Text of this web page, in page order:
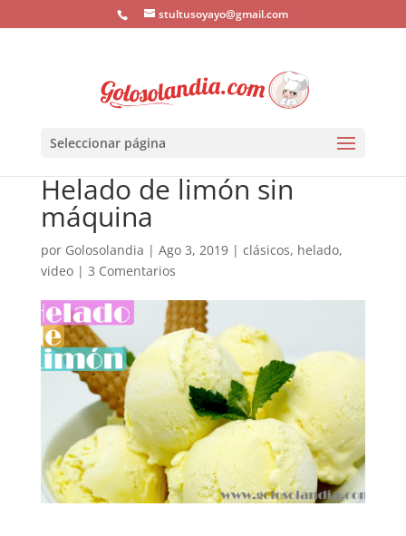
stultusoyayo@gmail.com
Seleccionar página
Helado de limón sin
máquina
por Golosolandia | Ago 3, 2019| clásicos, helado,
video| 3 Comentarios